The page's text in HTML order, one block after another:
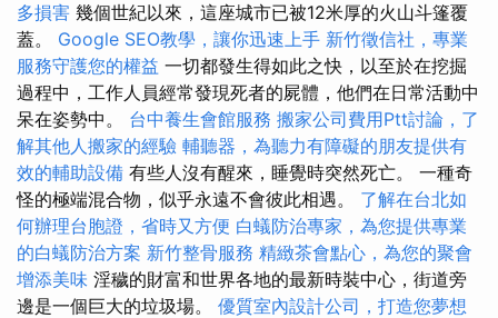
多損害 幾個世紀以來，這座城市已被12米厚的火山斗篷覆
蓋。 Google SEO教學，讓你迅速上手 新竹徵信社，專業
服務守護您的權益 一切都發生得如此之快，以至於在挖掘
過程中，工作人員經常發現死者的屍體，他們在日常活動中
呆在姿勢中。 台中養生會館服務 搬家公司費用Ptt討論，了
解其他人搬家的經驗 輔聽器，為聽力有障礙的朋友提供有
效的輔助設備 有些人沒有醒來，睡覺時突然死亡。 一種奇
怪的極端混合物，似乎永遠不會彼此相遇。 了解在台北如
何辦理台胞證，省時又方便 白蟻防治專家，為您提供專業
的白蟻防治方案 新竹整骨服務 精緻茶會點心，為您的聚會
增添美味 淫穢的財富和世界各地的最新時裝中心，街道旁
邊是一個巨大的垃圾場。 優質室內設計公司，打造您夢想